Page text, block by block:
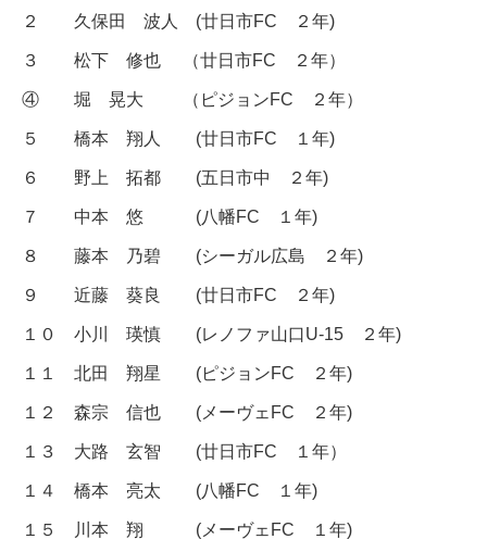
２ 久保田 波人 (廿日市FC ２年)
３ 松下 修也 （廿日市FC ２年）
④ 堀 晃大 （ピジョンFC ２年）
５ 橋本 翔人 (廿日市FC １年)
６ 野上 拓都 (五日市中 ２年)
７ 中本 悠 (八幡FC １年)
８ 藤本 乃碧 (シーガル広島 ２年)
９ 近藤 葵良 (廿日市FC ２年)
１０ 小川 瑛慎 (レノファ山口U-15 ２年)
１１ 北田 翔星 (ピジョンFC ２年)
１２ 森宗 信也 (メーヴェFC ２年)
１３ 大路 玄智 (廿日市FC １年）
１４ 橋本 亮太 (八幡FC １年)
１５ 川本 翔 (メーヴェFC １年)